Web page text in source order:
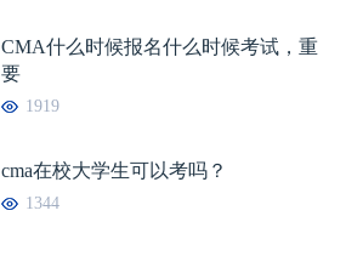
CMA什么时候报名什么时候考试，重
要
1919
cma在校大学生可以考吗？
1344